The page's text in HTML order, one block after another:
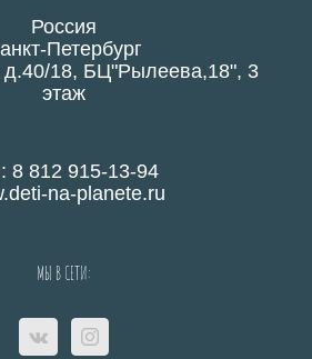
Россия
Петербург
д.40/18, БЦ"Рылеева,18", 3
этаж
8 812 915-13-94
na-planete.ru
МЫ В СЕТИ: